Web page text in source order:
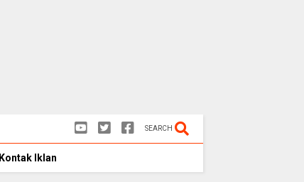
SEARCH
Kontak Iklan